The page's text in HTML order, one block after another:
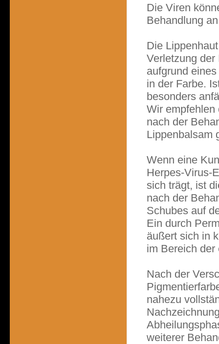
Die Viren
Behandlung
Die
Verletzung der
aufgrund
in der Farbe.
besonders
Wir empfehlen
nach der
Lippenbalsam
Wenn eine
Herpes-Virus-
sich trägt, ist
nach der
Schubes auf
Ein durch
äußert sich in
im Bereich
Nach der
nahezu
weiterer